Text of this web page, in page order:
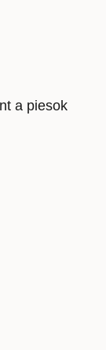
a piesok